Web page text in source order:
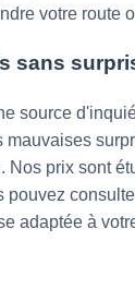
votre route
sans
source
prix sont
pouvez
adaptée à